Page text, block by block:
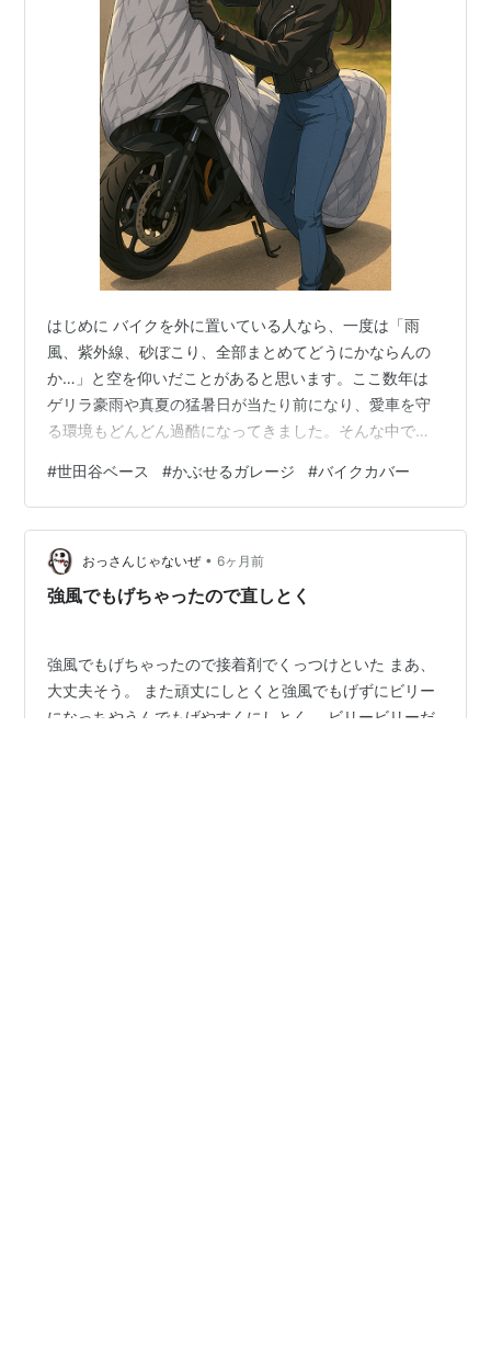
はじめに バイクを外に置いている人なら、一度は「雨
風、紫外線、砂ぼこり、全部まとめてどうにかならんの
か…」と空を仰いだことがあると思います。ここ数年は
ゲリラ豪雨や真夏の猛暑日が当たり前になり、愛車を守
る環境もどんどん過酷になってきました。そんな中でじ
なく「ほぼ簡易ガレージ」と言いたくなるタイプの分厚
いバイクカバー。その代表格のひとつが、ZUTTOMOの
「かぶせるガレージ」です。 名前からしてちょっとズル
いですよね。「カバー」じゃなくて「ガレージをかぶせ
る」。この一言で、「あ、これは本気で守ってくれるや
#世田谷ベース #かぶせるガレージ #バイクカバー
おっさんじゃないぜ • 6ヶ月前
強風でもげちゃったので直しとく
強風でもげちゃったので接着剤でくっつけといた まあ、
大丈夫そう。 また頑丈にしとくと強風でもげずにビリー
になっちやうんでもげやすくにしとく。 ビリービリーだ